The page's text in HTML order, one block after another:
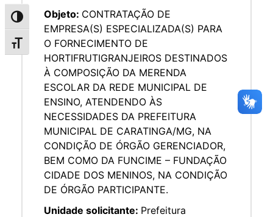
Alternar alto contraste
Alternar tamanho da fonte
Objeto: CONTRATAÇÃO DE
EMPRESA(S) ESPECIALIZADA(S) PARA
O FORNECIMENTO DE
HORTIFRUTIGRANJEIROS DESTINADOS
À COMPOSIÇÃO DA MERENDA
ESCOLAR DA REDE MUNICIPAL DE
ENSINO, ATENDENDO ÀS
NECESSIDADES DA PREFEITURA
MUNICIPAL DE CARATINGA/MG, NA
CONDIÇÃO DE ÓRGÃO GERENCIADOR,
BEM COMO DA FUNCIME – FUNDAÇÃO
CIDADE DOS MENINOS, NA CONDIÇÃO
DE ÓRGÃO PARTICIPANTE.
Unidade solicitante: Prefeitura